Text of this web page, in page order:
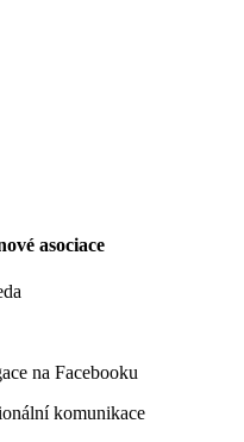
asociace
na Facebooku
komunikace